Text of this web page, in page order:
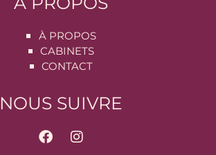
À PROPOS
CABINETS
CONTACT
NOUS SUIVRE